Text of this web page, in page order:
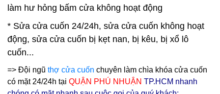
làm hư hỏng bấm cửa không hoạt động
* Sửa cửa cuốn 24/24h, sửa cửa cuốn không hoạt
động, sửa cửa cuốn bị kẹt nan, bị kêu, bị xổ lô
cuốn...
=> Đội ngũ thợ cửa cuốn chuyên làm chìa khóa cửa cuốn
có mặt 24/24h tại QUẬN PHÚ NHUẬN TP.HCM nhanh